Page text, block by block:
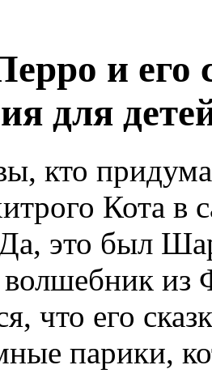
и его
для
кто
Кота в
Да, это был
волшебник
что его
парики,